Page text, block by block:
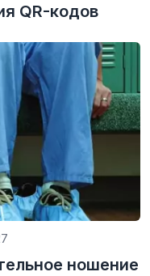
QR-кодов
ношение